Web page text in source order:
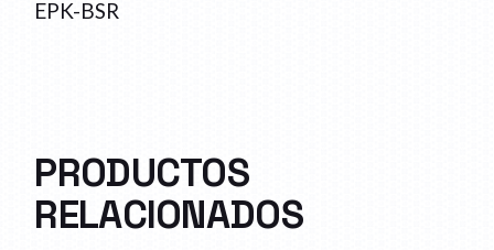
EPK-BSR
PRODUCTOS
RELACIONADOS